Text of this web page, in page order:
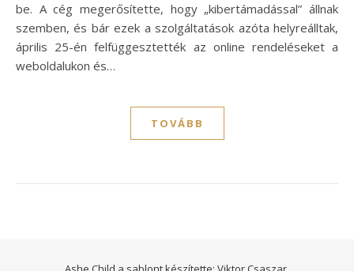
be. A cég megerősítette, hogy „kibertámadással” állnak
szemben, és bár ezek a szolgáltatások azóta helyreálltak,
április 25-én felfüggesztették az online rendeléseket a
weboldalukon és…
TOVÁBB